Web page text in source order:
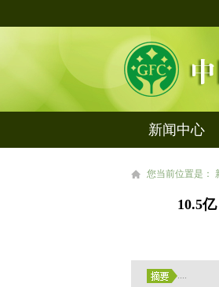
新闻中心
您当前位置是：
10.5
....